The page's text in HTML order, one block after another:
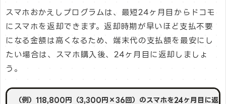
スマホおかえしプログラムは、最短24ヶ月目からドコモ
にスマホを返却できます。返却時期が早いほど支払不要
になる金額は高くなるため、端末代の支払額を最安にし
たい場合は、スマホ購入後、24ヶ月目に返却しましょ
う。
（例）118,800円（3,300円×36回）のスマホを24ヶ月目に返却